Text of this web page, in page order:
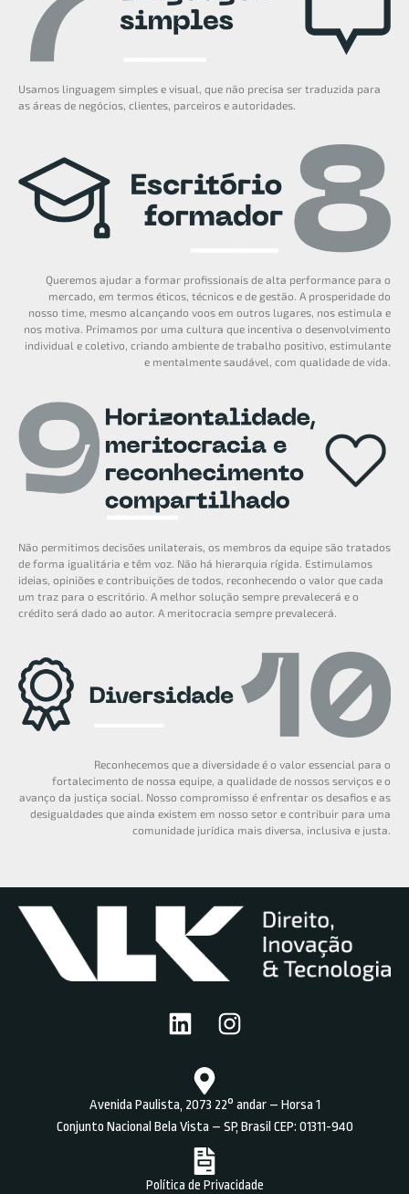
Usamos linguagem simples e visual, que não precisa ser traduzida para
as áreas de negócios, clientes, parceiros e autoridades.
Queremos ajudar a formar profissionais de alta performance para o
mercado, em termos éticos, técnicos e de gestão. A prosperidade do
nosso time, mesmo alcançando voos em outros lugares, nos estimula e
nos motiva. Primamos por uma cultura que incentiva o desenvolvimento
individual e coletivo, criando ambiente de trabalho positivo, estimulante
e mentalmente saudável, com qualidade de vida.
Não permitimos decisões unilaterais, os membros da equipe são tratados
de forma igualitária e têm voz. Não há hierarquia rígida. Estimulamos
ideias, opiniões e contribuições de todos, reconhecendo o valor que cada
um traz para o escritório. A melhor solução sempre prevalecerá e o
crédito será dado ao autor. A meritocracia sempre prevalecerá.
Reconhecemos que a diversidade é o valor essencial para o
fortalecimento de nossa equipe, a qualidade de nossos serviços e o
avanço da justiça social. Nosso compromisso é enfrentar os desafios e as
desigualdades que ainda existem em nosso setor e contribuir para uma
comunidade jurídica mais diversa, inclusiva e justa.
Avenida Paulista, 2073 22° andar – Horsa 1
Conjunto Nacional Bela Vista – SP, Brasil CEP: 01311-940
Política de Privacidade